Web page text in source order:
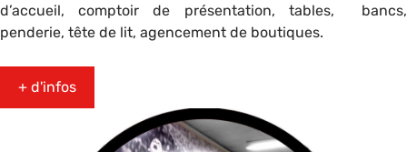
d’accueil, comptoir de présentation, tables, bancs,
penderie, tête de lit, agencement de boutiques.
+ d'infos